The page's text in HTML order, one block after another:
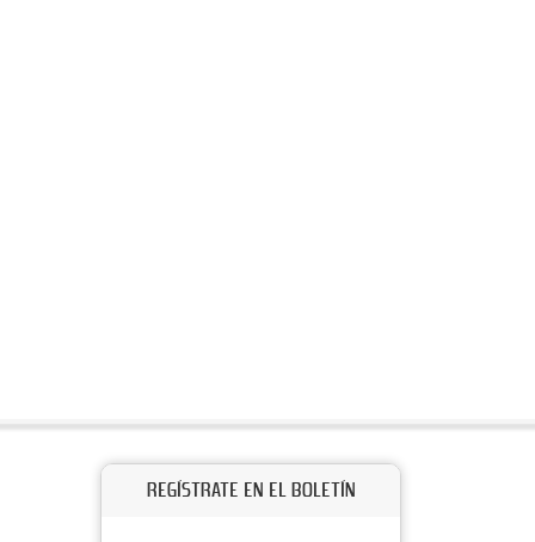
REGÍSTRATE EN EL BOLETÍN